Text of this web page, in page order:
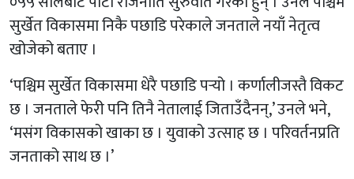
सुर्खेत विकासमा निकै पछाडि परेकाले जनताले नयाँ नेतृत्व
खोजेको बताए ।
‘पश्चिम सुर्खेत विकासमा धेरै पछाडि पर्‍यो । कर्णालीजस्तै विकट
छ । जनताले फेरी पनि तिनै नेतालाई जिताउँदैनन्,’ उनले भने,
‘मसंग विकासको खाका छ । युवाको उत्साह छ । परिवर्तनप्रति
जनताको साथ छ ।’